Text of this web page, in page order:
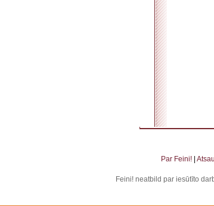
Par Feini!
Feini! neatbild par iesūtīto